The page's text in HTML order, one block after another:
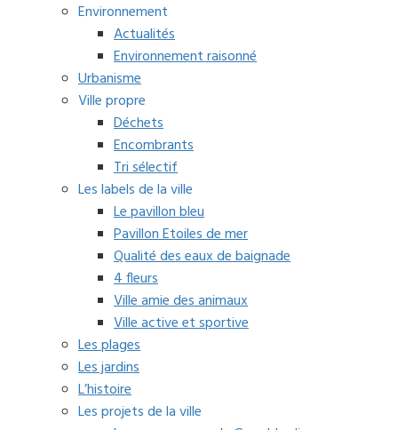
Environnement
Actualités
Environnement raisonné
Urbanisme
Ville propre
Déchets
Encombrants
Tri sélectif
Les labels de la ville
Le pavillon bleu
Pavillon Etoiles de mer
Qualité des eaux de baignade
4 fleurs
Ville amie des animaux
Ville active et sportive
Les plages
Les jardins
L’histoire
Les projets de la ville